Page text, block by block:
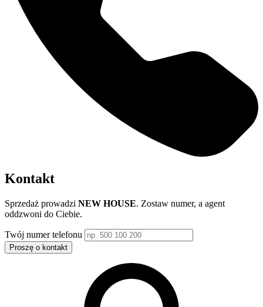
Kontakt
Sprzedaż prowadzi NEW HOUSE. Zostaw numer, a agent
oddzwoni do Ciebie.
Twój numer telefonu
Proszę o kontakt